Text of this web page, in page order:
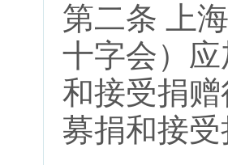
第二条 上
十字会）
和接受捐
募捐和接